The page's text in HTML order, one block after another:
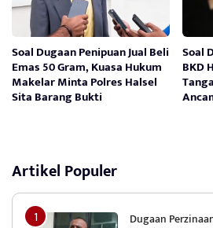
Soal Dugaan Penipuan Jual Beli
Emas 50 Gram, Kuasa Hukum
Makelar Minta Polres Halsel
Sita Barang Bukti
Soal
BKD
Artikel Populer
Dugaan